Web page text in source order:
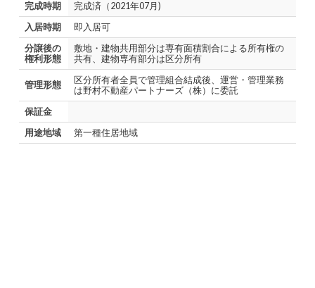
完成時期
完成済（2021年07月)
入居時期
即入居可
分譲後の
権利形態
敷地・建物共用部分は専有面積割合による所有権の
共有、建物専有部分は区分所有
管理形態
区分所有者全員で管理組合結成後、運営・管理業務
は野村不動産パートナーズ（株）に委託
保証金
用途地域
第一種住居地域